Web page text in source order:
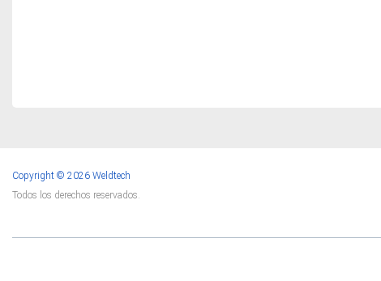
Copyright © 2026 Weldtech
Todos los derechos reservados.